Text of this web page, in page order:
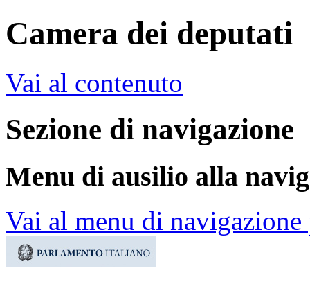
Camera dei deputati
Vai al contenuto
Sezione di navigazione
Menu di ausilio alla
Vai al menu di